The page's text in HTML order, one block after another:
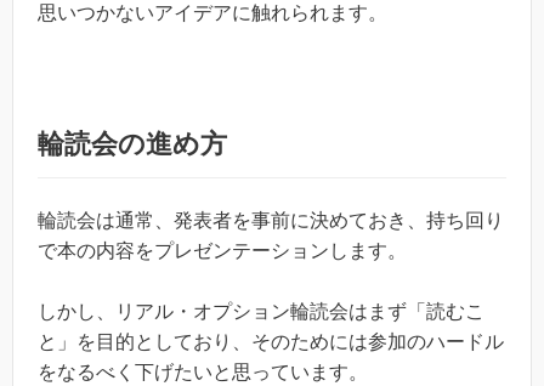
思いつかないアイデアに触れられます。
輪読会の進め方
輪読会は通常、発表者を事前に決めておき、持ち回り
で本の内容をプレゼンテーションします。
しかし、リアル・オプション輪読会はまず「読むこ
と」を目的としており、そのためには参加のハードル
をなるべく下げたいと思っています。